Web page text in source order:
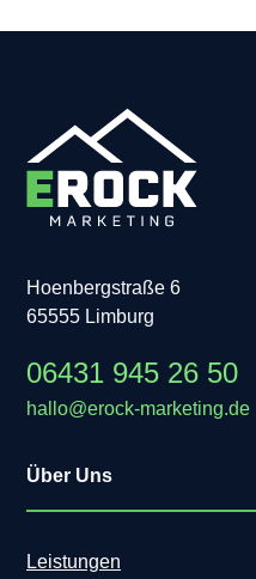
Hoenbergstraße 6
65555 Limburg
06431 945 26 50
hallo@erock-marketing.de
Über Uns
Leistungen